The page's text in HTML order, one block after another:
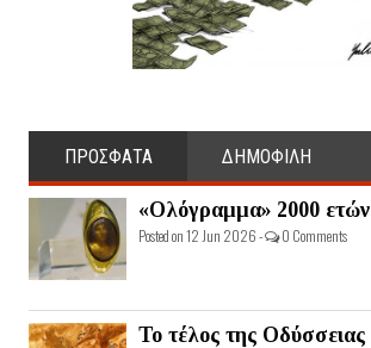
ΠΡΟΣΦΑΤΑ ΔΗΜΟΦΙΛΗ
«Ολόγραμμα» 2000 ετών
Posted on 12 Jun 2026 - 0 Comments
Το τέλος της Οδύσσειας